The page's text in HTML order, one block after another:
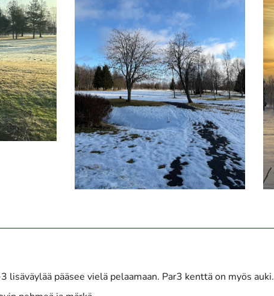
pääsee vielä pelaamaan. Par3 kenttä on myös auki.